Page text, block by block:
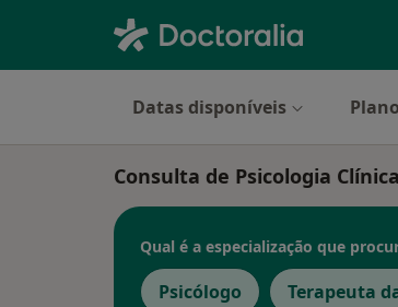
Datas disponíveis
Consulta de Psicologia
Qual é a especialização que
Psicólogo Terapeuta